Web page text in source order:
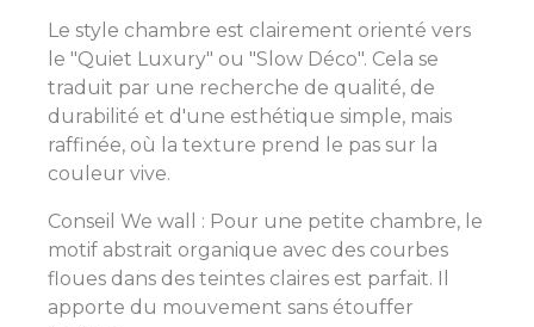
Le style chambre est clairement orienté vers
le "Quiet Luxury" ou "Slow Déco". Cela se
traduit par une recherche de qualité, de
durabilité et d'une esthétique simple, mais
raffinée, où la texture prend le pas sur la
couleur vive.
Conseil We wall : Pour une petite chambre, le
motif abstrait organique avec des courbes
floues dans des teintes claires est parfait. Il
apporte du mouvement sans étouffer